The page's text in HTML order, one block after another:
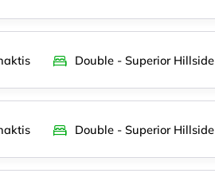
Double - Superior Hillside
Double - Superior Hillside